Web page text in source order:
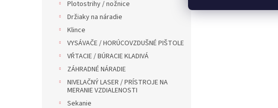
Plotostrihy / nožnice
Držiaky na náradie
Klince
VYSÁVAČE / HORÚCOVZDUŠNÉ PIŠTOLE
VŔTACIE / BÚRACIE KLADIVÁ
ZÁHRADNÉ NÁRADIE
NIVELAČNÝ LASER / PRÍSTROJE NA
MERANIE VZDIALENOSTI
Sekanie